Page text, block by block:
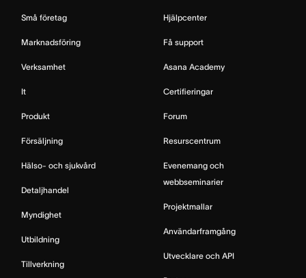
Små företag
Marknadsföring
Verksamhet
It
Produkt
Försäljning
Hälso- och sjukvård
Detaljhandel
Myndighet
Utbildning
Tillverkning
Hjälpcenter
Få support
Asana Academy
Certifieringar
Forum
Resurscentrum
Evenemang och
webbseminarier
Projektmallar
Användarframgång
Utvecklare och API